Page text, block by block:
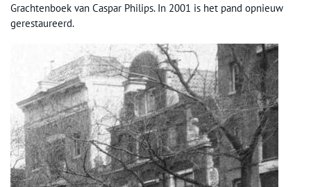
Grachtenboek van Caspar Philips. In 2001 is het pand opnieuw
gerestaureerd.